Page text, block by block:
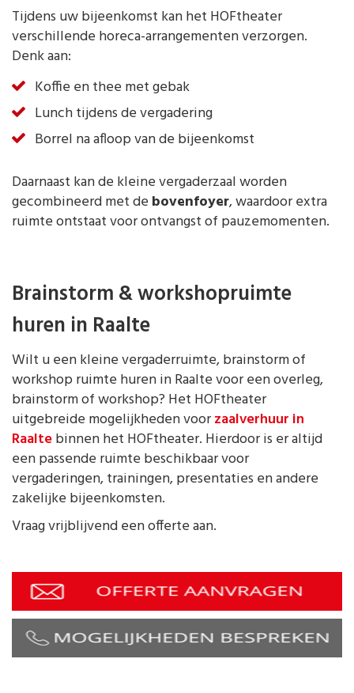
Tijdens uw bijeenkomst kan het HOFtheater
verschillende horeca-arrangementen verzorgen.
Denk aan:
Koffie en thee met gebak
Lunch tijdens de vergadering
Borrel na afloop van de bijeenkomst
Daarnaast kan de kleine vergaderzaal worden
gecombineerd met de bovenfoyer, waardoor extra
ruimte ontstaat voor ontvangst of pauzemomenten.
Brainstorm & workshopruimte
huren in Raalte
Wilt u een kleine vergaderruimte, brainstorm of
workshop ruimte huren in Raalte voor een overleg,
brainstorm of workshop? Het HOFtheater
uitgebreide mogelijkheden voorzaalverhuur in
Raaltebinnen het HOFtheater. Hierdoor is er altijd
een passende ruimte beschikbaar voor
vergaderingen, trainingen, presentaties en andere
zakelijke bijeenkomsten.
Vraag vrijblijvend een offerte aan.